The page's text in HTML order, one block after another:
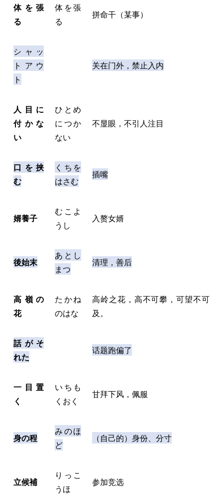
体を張
る
体を張
る
拼命干（某事）
シャッ
トアウ
ト
关在门外，禁止入内
人目に
付かな
い
ひとめ
につか
ない
不显眼，不引人注目
口を挟
む
くちを
はさむ
插嘴
婿養子
むこよ
うし
入赘女婿
後始末
あとし
まつ
清理，善后
高嶺の
花
たかね
のはな
高岭之花，高不可攀，可望不可
及。
話がそ
れた
话题跑偏了
一目置
く
いちも
くおく
甘拜下风，佩服
身の程
みのほ
ど
（自己的）身份、分寸
立候補
りっこ
うほ
参加竞选